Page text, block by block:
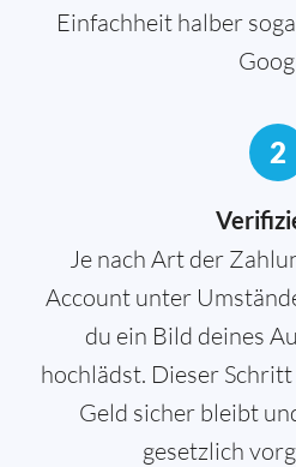
Einfachheit halber
2
Je nach Art der
Account unter
du ein Bild deines
hochlädst. Dieser
Geld sicher bleibt
gesetzlich